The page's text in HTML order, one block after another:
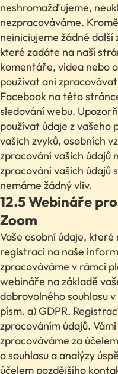
neshromažďujeme,
nezpracováváme.
neiniciujeme žádné další
které zadáte na naší
komentáře, videa nebo
používat ani
Facebook na této
sledování webu.
používat údaje z vašeho
vašich zvyků, osobních
zpracování vašich údajů
zpracování vašich údajů
nemáme žádný vliv.
12.5 Webináře
Zoom
Vaše osobní údaje,
registraci na naše
zpracováváme v rámci
webináře na základě
dobrovolného souhlasu v
písm. a) GDPR.
zpracováním údajů.
zpracováváme za
o souhlasu a analýzy
účelem pozdějšího